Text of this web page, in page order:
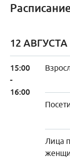
12
15:00
-
16:00
Лица